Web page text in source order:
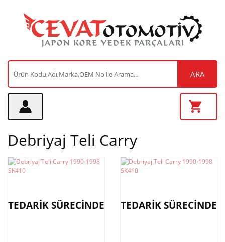
ARA
Debriyaj Teli Carry
TEDARİK SÜRECİNDE TEDARİK SÜRECİNDE